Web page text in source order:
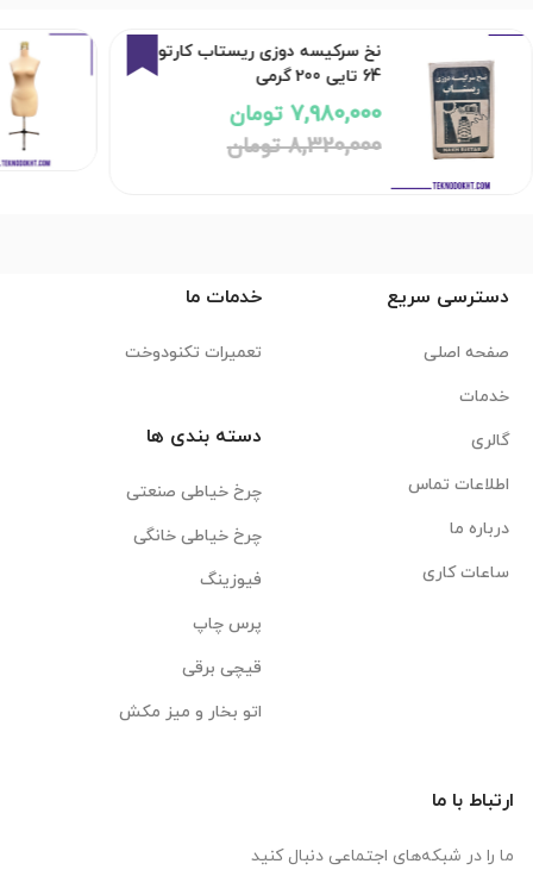
نخ سرکیسه دوزی ریستاب کارتون
64 تایی 200 گرمی
7,980,000 تومان
8,320,000 تومان
دسترسی سریع
صفحه اصلی
خدمات
گالری
اطلاعات تماس
درباره ما
ساعات کاری
خدمات ما
تعمیرات تکنودوخت
دسته بندی ها
چرخ خیاطی صنعتی
چرخ خیاطی خانگی
فیوزینگ
پرس چاپ
قیچی برقی
اتو بخار و میز مکش
ارتباط با ما
ما را در شبکه‌های اجتماعی دنبال کنید